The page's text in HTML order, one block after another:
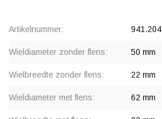
Artikelnummer: 941.204
Wieldiameter zonder flens: 50 mm
Wielbreedte zonder flens: 22 mm
Wieldiameter met flens: 62 mm